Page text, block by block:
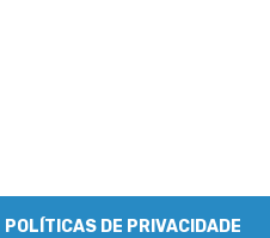
POLÍTICAS DE PRIVACIDADE